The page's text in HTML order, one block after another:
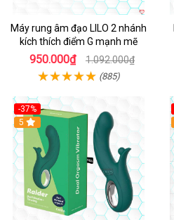
Máy rung âm đạo LILO 2 nhánh
kích thích điểm G mạnh mẽ
950.000₫ 1.092.000₫
(885)
-37%
Hot
5